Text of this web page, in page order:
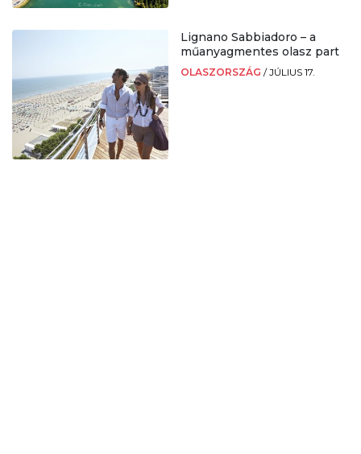
Lignano Sabbiadoro – a
műanyagmentes olasz part
OLASZORSZÁG /JÚLIUS 17.